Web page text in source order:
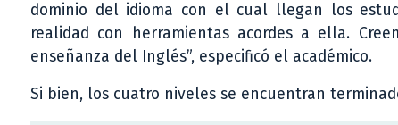
dominio del idioma con el cual llegan los
realidad con herramientas acordes a ella.
enseñanza del Inglés”, especificó el académico.
Si bien, los cuatro niveles se encuentran